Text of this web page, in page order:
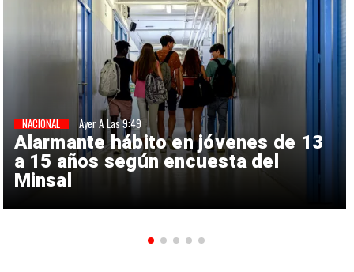
Alarmante hábito en jóvenes de 13
a 15 años según encuesta del
Minsal
NACIONAL Ayer A Las 9:49